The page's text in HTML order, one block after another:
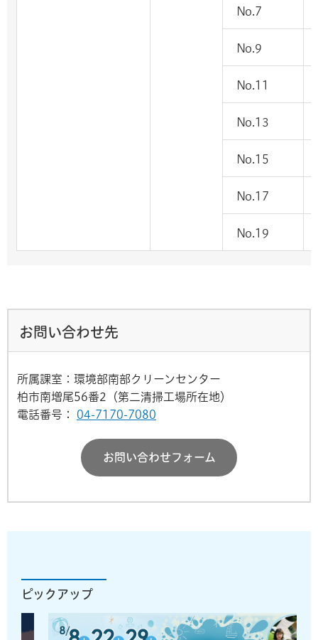
No.7
No.9
No.11
No.13
No.15
No.17
No.19
お問い合わせ先
所属課室：環境部南部クリーンセンター
柏市南増尾56番2（第二清掃工場所在地）
電話番号：
04-7170-7080
お問い合わせフォーム
ピックアップ